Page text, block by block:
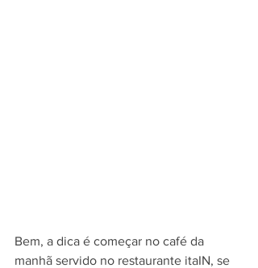
Bem, a dica é começar no café da
manhã servido no restaurante itaIN, se